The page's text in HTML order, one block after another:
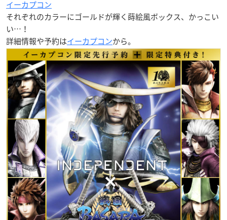
イーカプコン
それぞれのカラーにゴールドが輝く蒔絵風ボックス、かっこい
い…！
詳細情報や予約はイーカプコンから。